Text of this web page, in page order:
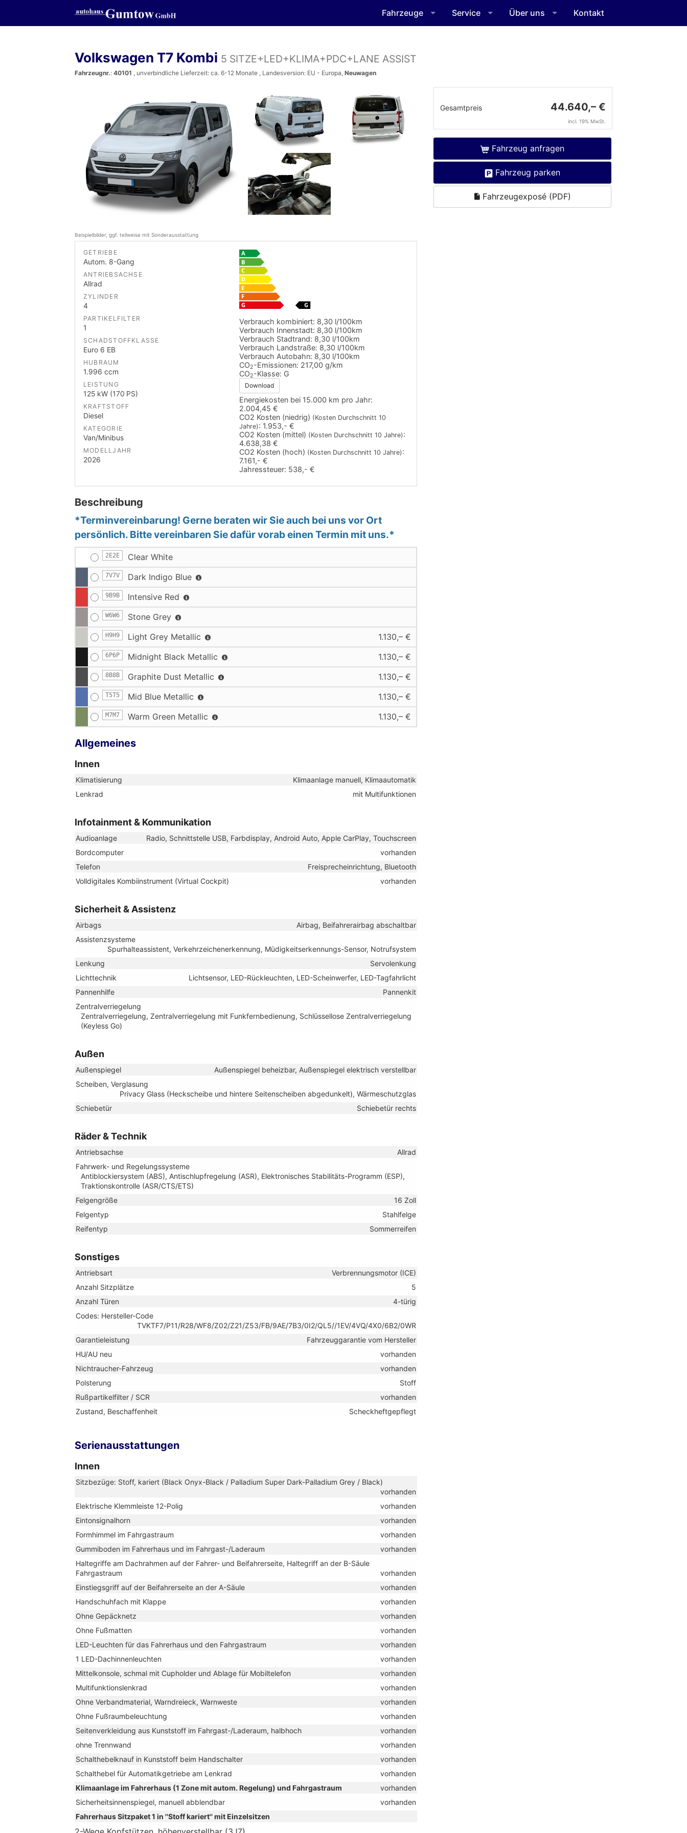
Fahrzeuge Service Über uns Kontakt
Volkswagen T7 Kombi 5 SITZE+LED+KLIMA+PDC+LANE ASSIST
Fahrzeugnr.: 40101 , unverbindliche Lieferzeit: ca. 6-12 Monate , Landesversion: EU - Europa, Neuwagen
Gesamtpreis 44.640,– €
incl. 19% MwSt.
Fahrzeug anfragen
Fahrzeug parken
Fahrzeugexposé (PDF)
Beispielbilder, ggf. teilweise mit Sonderausstattung
GETRIEBE
Autom. 8-Gang
ANTRIEBSACHSE
Allrad
ZYLINDER
4
PARTIKELFILTER
1
SCHADSTOFFKLASSE
Euro 6 EB
HUBRAUM
1.996 ccm
LEISTUNG
125 kW (170 PS)
KRAFTSTOFF
Diesel
KATEGORIE
Van/Minibus
MODELLJAHR
2026
Verbrauch kombiniert: 8,30 l/100km
Verbrauch Innenstadt: 8,30 l/100km
Verbrauch Stadtrand: 8,30 l/100km
Verbrauch Landstraße: 8,30 l/100km
Verbrauch Autobahn: 8,30 l/100km
CO2-Emissionen: 217,00 g/km
CO2-Klasse: G
Download
Energiekosten bei 15.000 km pro Jahr:
2.004,45 €
CO2 Kosten (niedrig) (Kosten Durchschnitt 10
Jahre): 1.953,- €
CO2 Kosten (mittel) (Kosten Durchschnitt 10 Jahre):
4.638,38 €
CO2 Kosten (hoch) (Kosten Durchschnitt 10 Jahre):
7.161,- €
Jahressteuer: 538,- €
Beschreibung
*Terminvereinbarung! Gerne beraten wir Sie auch bei uns vor Ort
persönlich. Bitte vereinbaren Sie dafür vorab einen Termin mit uns.*
2E2E Clear White
7V7V Dark Indigo Blue
9B9B Intensive Red
W6W6 Stone Grey
H9H9 Light Grey Metallic 1.130,– €
6P6P Midnight Black Metallic 1.130,– €
8B8B Graphite Dust Metallic 1.130,– €
T5T5 Mid Blue Metallic 1.130,– €
M7M7 Warm Green Metallic 1.130,– €
Allgemeines
Innen
Klimatisierung
Klimaanlage manuell, Klimaautomatik
Lenkrad
mit Multifunktionen
Infotainment & Kommunikation
Audioanlage
Radio, Schnittstelle USB, Farbdisplay, Android Auto, Apple CarPlay, Touchscreen
Bordcomputer
vorhanden
Telefon
Freisprecheinrichtung, Bluetooth
Volldigitales Kombiinstrument (Virtual Cockpit)
vorhanden
Sicherheit & Assistenz
Airbags
Airbag, Beifahrerairbag abschaltbar
Assistenzsysteme
Spurhalteassistent, Verkehrzeichenerkennung, Müdigkeitserkennungs-Sensor, Notrufsystem
Lenkung
Servolenkung
Lichttechnik
Lichtsensor, LED-Rückleuchten, LED-Scheinwerfer, LED-Tagfahrlicht
Pannenhilfe
Pannenkit
Zentralverriegelung
Zentralverriegelung, Zentralverriegelung mit Funkfernbedienung, Schlüssellose Zentralverriegelung
(Keyless Go)
Außen
Außenspiegel
Außenspiegel beheizbar, Außenspiegel elektrisch verstellbar
Scheiben, Verglasung
Privacy Glass (Heckscheibe und hintere Seitenscheiben abgedunkelt), Wärmeschutzglas
Schiebetür
Schiebetür rechts
Räder & Technik
Antriebsachse
Allrad
Fahrwerk- und Regelungssysteme
Antiblockiersystem (ABS), Antischlupfregelung (ASR), Elektronisches Stabilitäts-Programm (ESP),
Traktionskontrolle (ASR/CTS/ETS)
Felgengröße
16 Zoll
Felgentyp
Stahlfelge
Reifentyp
Sommerreifen
Sonstiges
Antriebsart
Verbrennungsmotor (ICE)
Anzahl Sitzplätze
5
Anzahl Türen
4-türig
Codes: Hersteller-Code
TVKTF7/P11/R28/WF8/Z02/Z21/Z53/FB/9AE/7B3/0I2/QL5//1EV/4VQ/4X0/6B2/0WR
Garantieleistung
Fahrzeuggarantie vom Hersteller
HU/AU neu
vorhanden
Nichtraucher-Fahrzeug
vorhanden
Polsterung
Stoff
Rußpartikelfilter / SCR
vorhanden
Zustand, Beschaffenheit
Scheckheftgepflegt
Serienausstattungen
Innen
Sitzbezüge: Stoff, kariert (Black Onyx-Black / Palladium Super Dark-Palladium Grey / Black)
vorhanden
Elektrische Klemmleiste 12-Polig
vorhanden
Eintonsignalhorn
vorhanden
Formhimmel im Fahrgastraum
vorhanden
Gummiboden im Fahrerhaus und im Fahrgast-/Laderaum
vorhanden
Haltegriffe am Dachrahmen auf der Fahrer- und Beifahrerseite, Haltegriff an der B-Säule
Fahrgastraum
vorhanden
Einstiegsgriff auf der Beifahrerseite an der A-Säule
vorhanden
Handschuhfach mit Klappe
vorhanden
Ohne Gepäcknetz
vorhanden
Ohne Fußmatten
vorhanden
LED-Leuchten für das Fahrerhaus und den Fahrgastraum
vorhanden
1 LED-Dachinnenleuchten
vorhanden
Mittelkonsole, schmal mit Cupholder und Ablage für Mobiltelefon
vorhanden
Multifunktionslenkrad
vorhanden
Ohne Verbandmaterial, Warndreieck, Warnweste
vorhanden
Ohne Fußraumbeleuchtung
vorhanden
Seitenverkleidung aus Kunststoff im Fahrgast-/Laderaum, halbhoch
vorhanden
ohne Trennwand
vorhanden
Schalthebelknauf in Kunststoff beim Handschalter
vorhanden
Schalthebel für Automatikgetriebe am Lenkrad
vorhanden
Klimaanlage im Fahrerhaus (1 Zone mit autom. Regelung) und Fahrgastraum
vorhanden
Sicherheitsinnenspiegel, manuell abblendbar
vorhanden
Fahrerhaus Sitzpaket 1 in ''Stoff kariert'' mit Einzelsitzen